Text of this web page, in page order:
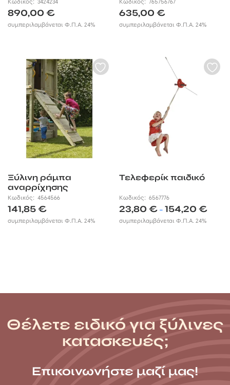
890,00 €
συμπεριλαμβάνεται Φ.Π.Α. 24%
635,00€
συμπεριλαμβάνεται Φ.Π.Α. 24%
Ξύλινη ράμπα
αναρρίχησης
Κωδικός: 4564566
141,85€
συμπεριλαμβάνεται Φ.Π.Α. 24%
Τελεφερίκ παιδικό
Κωδικός:6567776
23,80€ – 154,20€
συμπεριλαμβάνεται Φ.Π.Α. 24%
Θέλετε ειδικό για ξύλινες
κατασκευές;
Επικοινωνήστε μαζί μας!